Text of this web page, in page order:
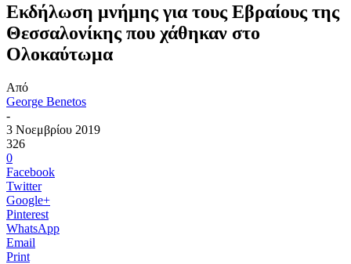
Εκδήλωση μνήμης για τους Εβραίους της
Θεσσαλονίκης που χάθηκαν στο
Ολοκαύτωμα
Από
George Benetos
-
3 Νοεμβρίου 2019
326
0
Facebook
Twitter
Google+
Pinterest
WhatsApp
Email
Print